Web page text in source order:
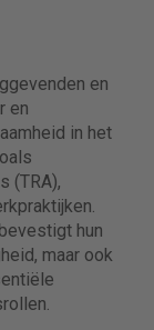
en
en
in het
(TRA),
hun
maar ook